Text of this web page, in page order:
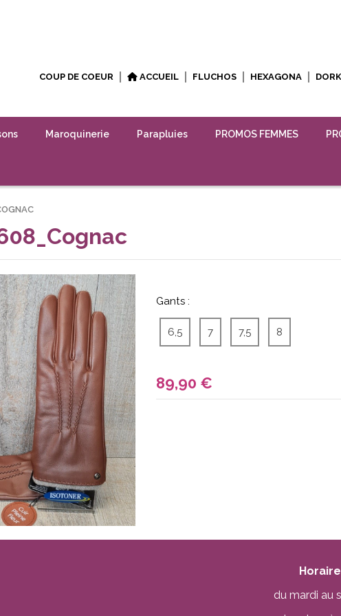
COUP DE COEUR ACCUEIL FLUCHOS HEXAGONA
Maroquinerie Parapluies PROMOS FEMMES
Gants :
6,5 7 7,5 8
89,90 €
du mardi au